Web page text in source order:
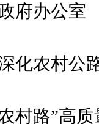
府办公室
化农村公
村路”高质